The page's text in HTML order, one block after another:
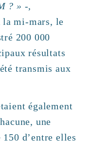
? » -,
mi-mars, le
200 000
résultats
transmis aux
également
une
d’entre elles